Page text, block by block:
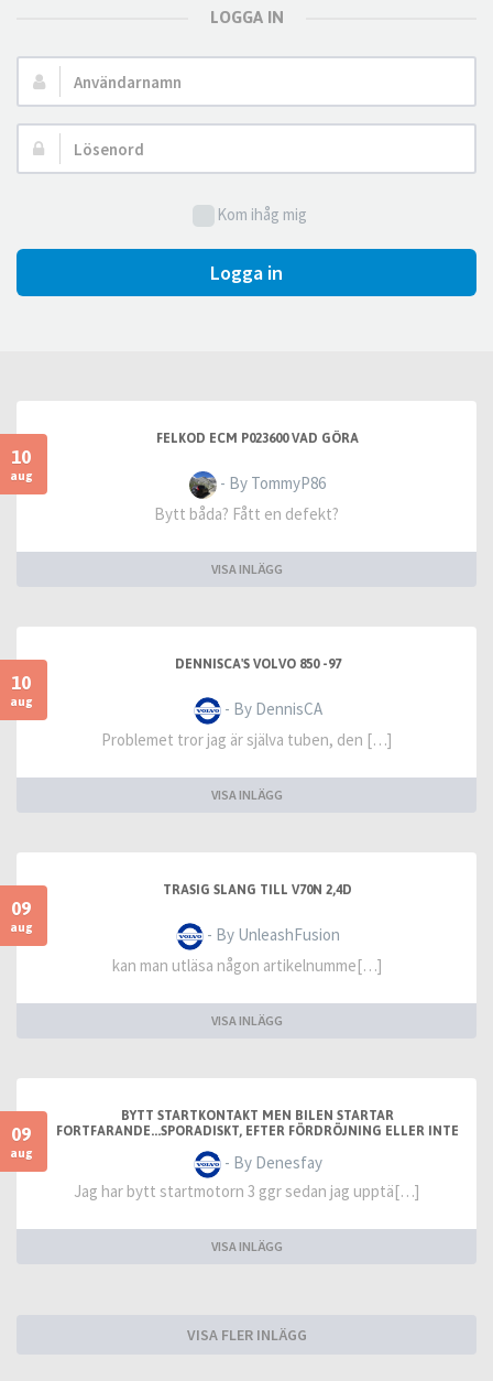
LOGGA IN
Användarnamn:
Lösenord:
Kom ihåg mig
Logga in
10
aug
FELKOD ECM P023600 VAD GÖRA
- By TommyP86
Bytt båda? Fått en defekt?
VISA INLÄGG
10
aug
DENNISCA'S VOLVO 850 -97
- By DennisCA
Problemet tror jag är själva tuben, den […]
VISA INLÄGG
09
aug
TRASIG SLANG TILL V70N 2,4D
- By UnleashFusion
kan man utläsa någon artikelnumme[…]
VISA INLÄGG
09
aug
BYTT STARTKONTAKT MEN BILEN STARTAR
FORTFARANDE...SPORADISKT, EFTER FÖRDRÖJNING ELLER INTE
- By Denesfay
Jag har bytt startmotorn 3 ggr sedan jag upptä[…]
VISA INLÄGG
VISA FLER INLÄGG